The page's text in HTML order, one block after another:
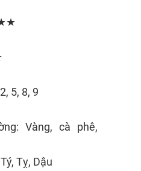
5, 8, 9
Vàng, cà phê,
Tỵ, Dậu